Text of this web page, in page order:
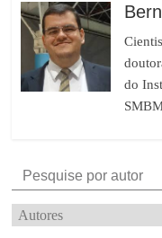
do
Pesquise por autor